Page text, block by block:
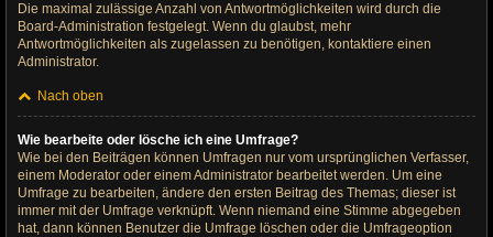
Die maximal zulässige Anzahl von Antwortmöglichkeiten wird durch die
Board-Administration festgelegt. Wenn du glaubst, mehr
Antwortmöglichkeiten als zugelassen zu benötigen, kontaktiere einen
Administrator.
Nach oben
Wie bearbeite oder lösche ich eine Umfrage?
Wie bei den Beiträgen können Umfragen nur vom ursprünglichen Verfasser,
einem Moderator oder einem Administrator bearbeitet werden. Um eine
Umfrage zu bearbeiten, ändere den ersten Beitrag des Themas; dieser ist
immer mit der Umfrage verknüpft. Wenn niemand eine Stimme abgegeben
hat, dann können Benutzer die Umfrage löschen oder die Umfrageoption